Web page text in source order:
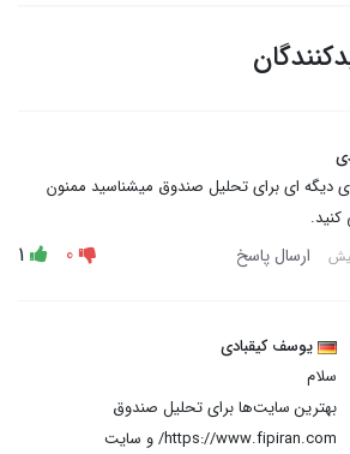
دیگه ای برای تحلیل صندوق میشناسید ممنون
ارسال پاسخ 0
یوسف کیقبادی
سلام
بهترین سایت‌ها برای تحلیل صندوق
https://www.fipiran.com/ و سایت